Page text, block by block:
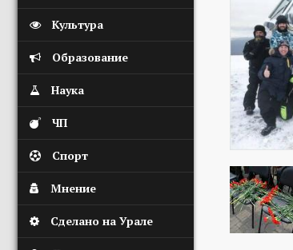
Культура
Образование
Наука
ЧП
Спорт
Мнение
Сделано на Урале